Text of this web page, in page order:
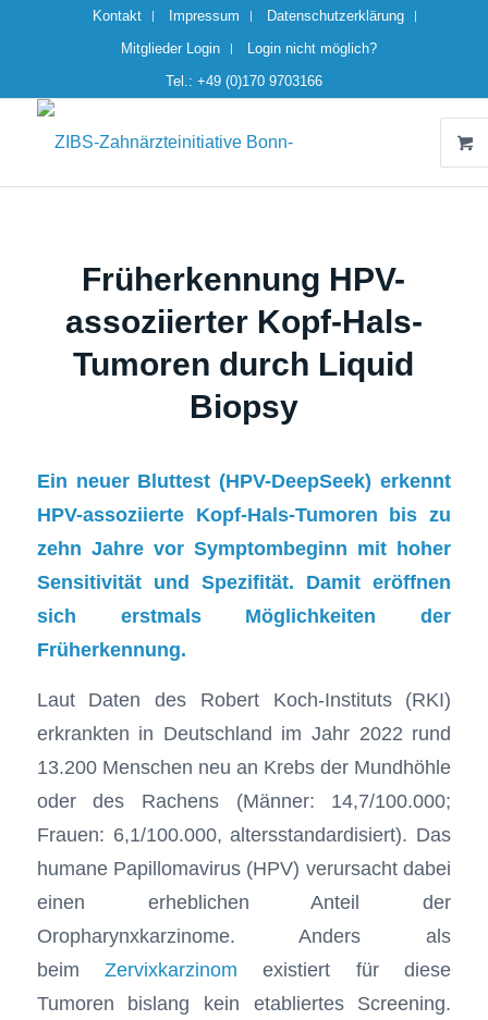
Kontakt Impressum
Datenschutzerklärung
Mitglieder Login
Login nicht möglich?
Tel.: +49 (0)170 9703166
Früherkennung HPV-
assoziierter Kopf-Hals-
Tumoren durch Liquid
Biopsy
Ein neuer Bluttest (HPV-DeepSeek) erkennt
HPV-assoziierte Kopf-Hals-Tumoren bis zu
zehn Jahre vor Symptombeginn mit hoher
Sensitivität und Spezifität. Damit eröffnen
sich erstmals Möglichkeiten der
Früherkennung.
Laut Daten des Robert Koch-Instituts (RKI)
erkrankten in Deutschland im Jahr 2022 rund
13.200 Menschen neu an Krebs der Mundhöhle
oder des Rachens (Männer: 14,7/100.000;
Frauen: 6,1/100.000, altersstandardisiert). Das
humane Papillomavirus (HPV) verursacht dabei
einen erheblichen Anteil der
Oropharynxkarzinome. Anders als
beimZervixkarzinom existiert für diese
Tumoren bislang kein etabliertes Screening.